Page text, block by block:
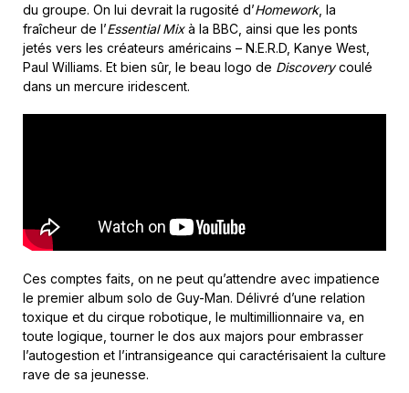
du groupe. On lui devrait la rugosité d’Homework, la
fraîcheur de l’Essential Mixà la BBC, ainsi que les ponts
jetés vers les créateurs américains – N.E.R.D, Kanye West,
Paul Williams. Et bien sûr, le beau logo de Discoverycoulé
dans un mercure iridescent.
Ces comptes faits, on ne peut qu’attendre avec impatience
le premier album solo de Guy-Man. Délivré d’une relation
toxique et du cirque robotique, le multimillionnaire va, en
toute logique, tourner le dos aux majors pour embrasser
l’autogestion et l’intransigeance qui caractérisaient la culture
rave de sa jeunesse.